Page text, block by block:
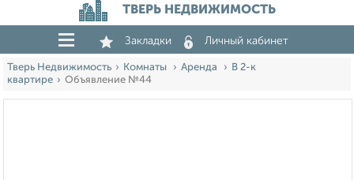
ТВЕРЬ НЕДВИЖИМОСТЬ
Закладки Личный кабинет
Тверь Недвижимость Комнаты Аренда
В 2-к
квартире
Объявление №44